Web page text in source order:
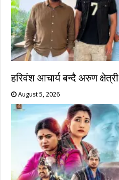
हरिवंश आचार्य बन्दै अरुण क्षेत्री
August 5, 2026